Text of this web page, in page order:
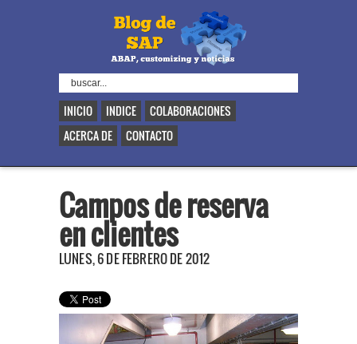
INICIO INDICE
COLABORACIONES
ACERCA DE
CONTACTO
Campos de reserva
en clientes
LUNES, 6 DE FEBRERO DE 2012